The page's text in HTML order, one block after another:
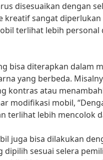
disesuaikan dengan
kreatif sangat
terlihat lebih personal
bisa diterapkan dalam
yang berbeda.
kontras atau
modifikasi mobil,
terlihat lebih mencolok
juga bisa dilakukan
dipilih sesuai selera